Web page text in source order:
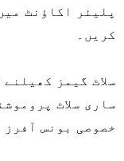
پلیئر اکاؤنٹ
کریں۔
سلاٹ گیمز
ساری سلاٹ
خصوصی بونس